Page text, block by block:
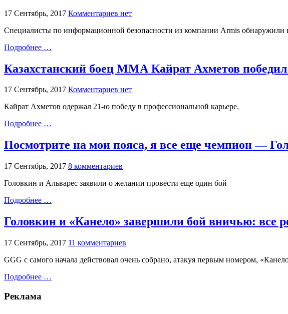
17 Сентябрь, 2017 Комментариев нет
Специалисты по информационной безопасности из компании Armis обнаружили
Подробнее …
Казахстанский боец ММА Кайрат Ахметов
17 Сентябрь, 2017 Комментариев нет
Кайрат Ахметов одержал 21-ю победу в профессиональной карьере.
Подробнее …
Посмотрите на мои пояса, я все еще чемпион —
17 Сентябрь, 2017 8 комментариев
Головкин и Альварес заявили о желании провести еще один бой
Подробнее …
Головкин и «Канело» завершили бой вничью: все
17 Сентябрь, 2017 11 комментариев
GGG с самого начала действовал очень собрано, атакуя первым номером,
Подробнее …
Реклама